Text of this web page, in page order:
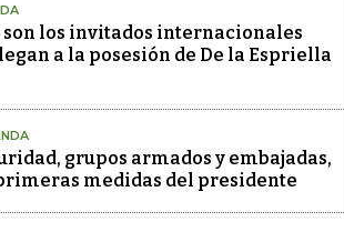
son los invitados internacionales
a la posesión de De la Espriella
grupos armados y embajadas,
medidas del presidente